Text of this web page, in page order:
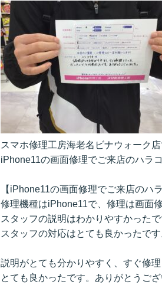
スマホ修理工房海老名ビナウォーク店
iPhone11の画面修理でご来店のハラ
【iPhone11の画面修理でご来店のハ
修理機種はiPhone11で、修理は画面
スタッフの説明はわかりやすかったで
スタッフの対応はとても良かったです
説明がとても分かりやすく、すぐ修理
とても良かったです。ありがとうござ